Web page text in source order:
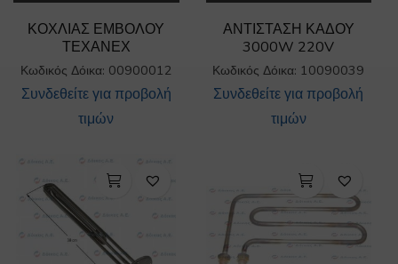
ΚΟΧΛΙΑΣ ΕΜΒΟΛΟΥ
ΤΕΧΑΝΕΧ
Κωδικός Δόικα: 00900012
Συνδεθείτε για προβολή
τιμών
ΑΝΤΙΣΤΑΣΗ ΚΑΔΟΥ
3000W 220V
Κωδικός Δόικα: 10090039
Συνδεθείτε για προβολή
τιμών